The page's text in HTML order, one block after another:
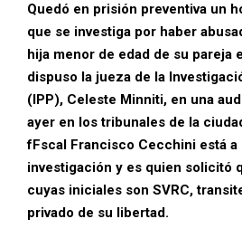
Quedó en prisión preventiva un
que se investiga por haber
hija menor de edad de su pareja
dispuso la jueza de la
(IPP), Celeste Minniti, en una
ayer en los tribunales de la
fFscal Francisco Cecchini está a
investigación y es quien solicitó
cuyas iniciales son SVRC,
privado de su libertad.